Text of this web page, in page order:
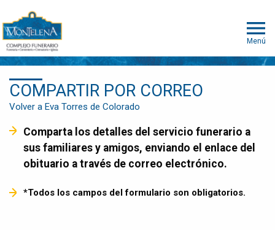
Menú
COMPARTIR POR CORREO
Volver a Eva Torres de Colorado
Comparta los detalles del servicio funerario a
sus familiares y amigos, enviando el enlace del
obituario a través de correo electrónico.
*Todos los campos del formulario son obligatorios.